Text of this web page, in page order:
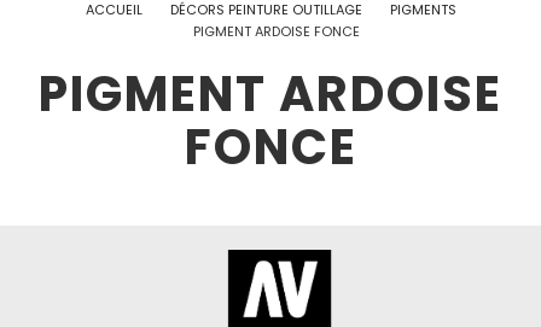
ACCUEIL DÉCORS PEINTURE OUTILLAGE
PIGMENTS
PIGMENT ARDOISE FONCE
PIGMENT ARDOISE
FONCE